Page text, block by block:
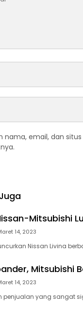
nama, email, dan
Mitsubishi
14, 2023
Nissan Livina
Mitsubishi
14, 2023
penjualan yang sangat